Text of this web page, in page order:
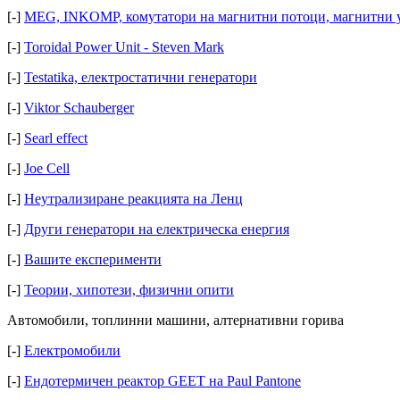
[-] MEG, INKOMP, комутатори на магнитни потоци, магнитни
[-] Toroidal Power Unit - Steven Mark
[-] Testatika, електростатични генератори
[-] Viktor Schauberger
[-] Searl effect
[-] Joe Cell
[-] Неутрализиране реакцията на Ленц
[-] Други генератори на електрическа енергия
[-] Вашите експерименти
[-] Теории, хипотези, физични опити
Автомобили, топлинни машини, алтернативни горива
[-] Електромобили
[-] Ендотермичен реактор GEET на Paul Pantone